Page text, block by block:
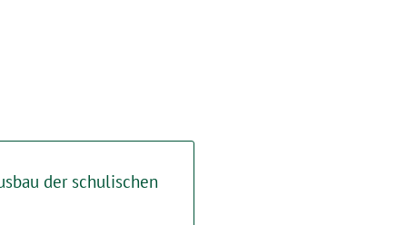
der schulischen